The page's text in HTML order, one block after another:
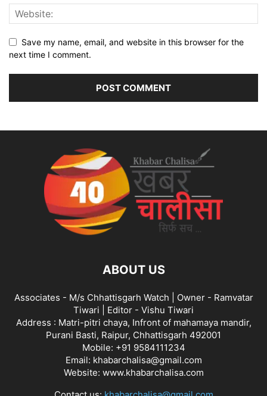
Save my name, email, and website in this browser for the
next time I comment.
ABOUT US
Associates - M/s Chhattisgarh Watch | Owner - Ramvatar
Tiwari | Editor - Vishu Tiwari
Address : Matri-pitri chaya, Infront of mahamaya mandir,
Purani Basti, Raipur, Chhattisgarh 492001
Mobile: +91 9584111234
Email: khabarchalisa@gmail.com
Website: www.khabarchalisa.com